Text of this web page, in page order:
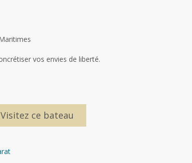
vos envies de liberté.
Visitez ce bateau